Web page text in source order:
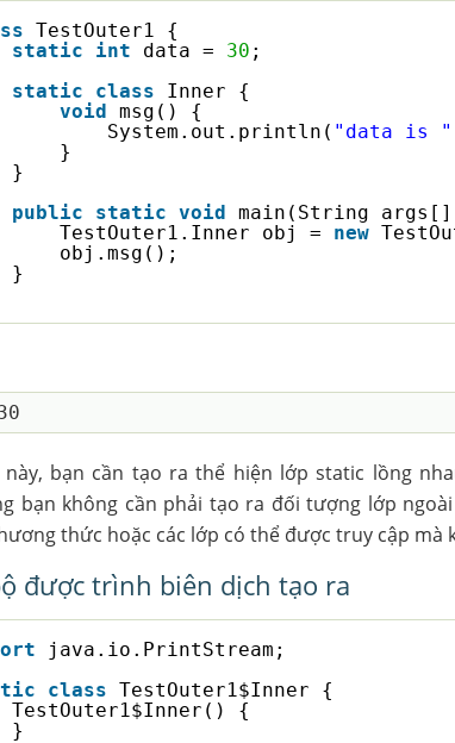
TestOuter1 {
static
int data = 30 ;
static
class
Inner {
void msg() {
System.out.println( "data is "
}
}
public
static void main(String
TestOuter1.Inner obj = new
obj.msg();
}
bạn cần tạo ra thể hiện lớp static lồng
bạn không cần phải tạo ra đối tượng lớp
thức hoặc các lớp có thể được truy cập mà
được trình biên dịch tạo ra
java.io.PrintStream;
class TestOuter1$Inner {
TestOuter1$Inner() {
}